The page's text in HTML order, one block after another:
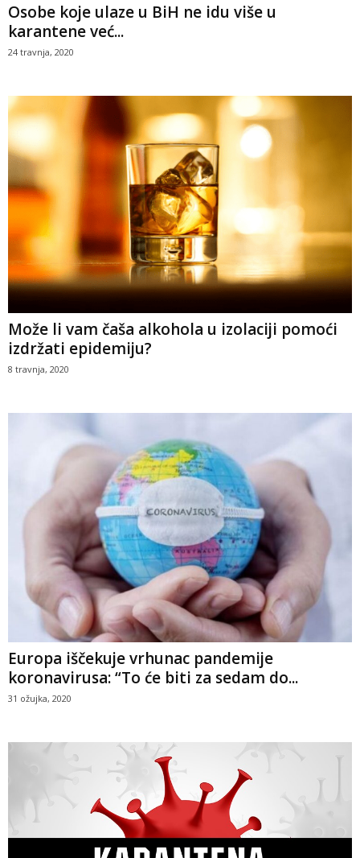
Osobe koje ulaze u BiH ne idu više u
karantene već...
24 travnja, 2020
Može li vam čaša alkohola u izolaciji pomoći
izdržati epidemiju?
8 travnja, 2020
Europa iščekuje vrhunac pandemije
koronavirusa: “To će biti za sedam do...
31 ožujka, 2020